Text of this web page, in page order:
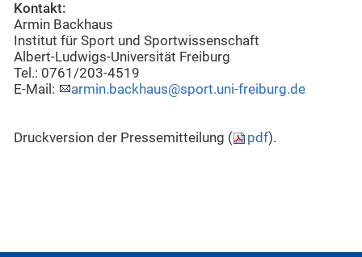
Kontakt:
Armin Backhaus
Institut für Sport und Sportwissenschaft
Albert-Ludwigs-Universität Freiburg
Tel.: 0761/203-4519
E-Mail:
armin.backhaus@sport.uni-freiburg.de
Druckversion der Pressemitteilung ( pdf).